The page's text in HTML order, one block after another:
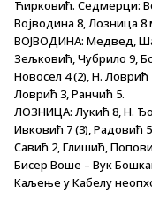
Ћирковић. Седмерци:
Војводина 8, Лозница 8
ВОЈВОДИНА: Медвед,
Зељковић, Чубрило 9,
Новосел 4 (2), Н.
Ловрић 3, Ранчић 5.
ЛОЗНИЦА: Лукић 8, Н.
Ивковић 7 (3), Радовић
Савић 2, Глишић,
Бисер Воше – Вук
Каљење у Кабелу